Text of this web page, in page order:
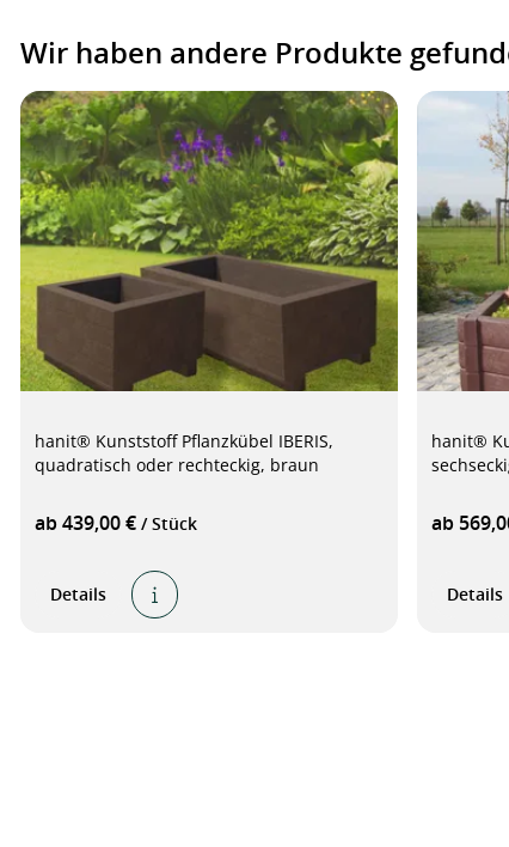
Wir haben andere Produkte
hanit® Kunststoff Pflanzkübel IBERIS,
quadratisch oder rechteckig, braun
ab 439,00 € / Stück
Details
hanit®
ab
Details